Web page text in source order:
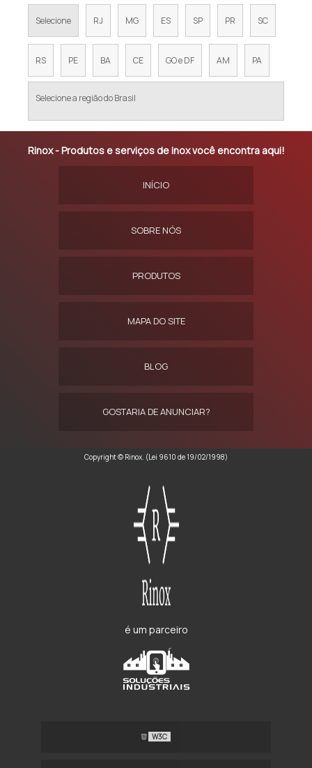
Selecione RJ MG ES SP PR SC
RS PE BA CE GO e DF AM PA
Selecione a região do Brasil
Rinox - Produtos e serviços de inox você encontra aqui!
INÍCIO
SOBRE NÓS
PRODUTOS
MAPA DO SITE
BLOG
GOSTARIA DE ANUNCIAR?
Copyright © Rinox. (Lei 9610 de 19/02/1998)
é um parceiro
W3C